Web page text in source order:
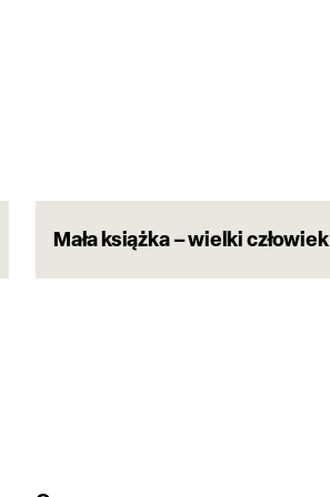
Mała książka – wielki człowiek